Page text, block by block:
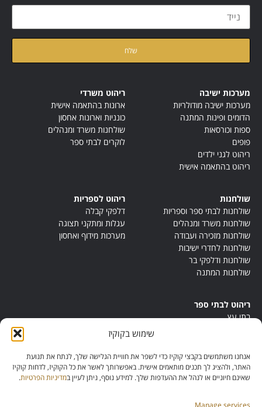
שימוש בקוקיז
אנחנו משתמשים בקבצי קוקיז כדי לשפר את חוויית הגלישה שלך, לנתח את תנועת
האתר, ולהציג לך תכנים מותאמים אישית. באפשרותך לאשר את כל הקוקיז, לדחות קוקיז
שאינם חיוניים או לנהל את ההעדפות שלך. למידע נוסף, ניתן לעיין במדיניות הפרטיות.
Manage services
מערכות ישיבה
מערכות ישיבה מודולריות
הדומים ופינות המתנה
ספות וכורסאות
פופים
ריהוט לגני ילדים
ריהוט בהתאמה אישית
ריהוט משרדי
ארונות בהתאמה אישית
כונניות וארונות אחסון
שולחנות משרד ומנהלים
לוקרים לבתי ספר
שולחנות
שולחנות לבתי ספר וספריות
שולחנות משרד ומנהלים
שולחנות מזכירה ועבודה
שולחנות לחדרי ישיבות
שולחנות ודלפקי בר
שולחנות המתנה
ריהוט לספריות
דלפקי קבלה
עגלות ומתקני תצוגה
מערכות מידוף ואחסון
ריהוט לבתי ספר
בתי עץ
ריהוט מונטסורי
ריהוט אנתרופוסופי